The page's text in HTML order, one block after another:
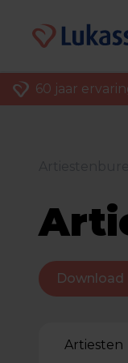
60 jaar
Download
Artiesten